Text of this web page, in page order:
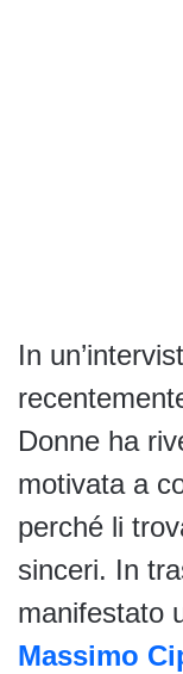
In
Donne ha
motivata a
perché li
sinceri. In
manifestato
Massimo